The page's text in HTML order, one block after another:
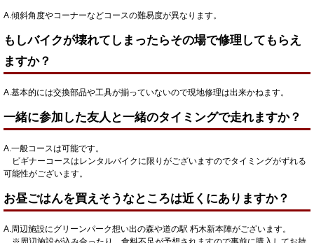
A.傾斜角度やコーナーなどコースの難易度が異なります。
もしバイクが壊れてしまったらその場で修理してもらえ
ますか？
A.基本的には交換部品や工具が揃っていないので現地修理は出来かねます。
一緒に参加した友人と一緒のタイミングで走れますか？
A.一般コースは可能です。
ビギナーコースはレンタルバイクに限りがございますのでタイミングがずれる
可能性がございます。
お昼ごはんを買えそうなところは近くにありますか？
A.周辺施設にグリーンパーク想い出の森や道の駅 朽木新本陣がございます。